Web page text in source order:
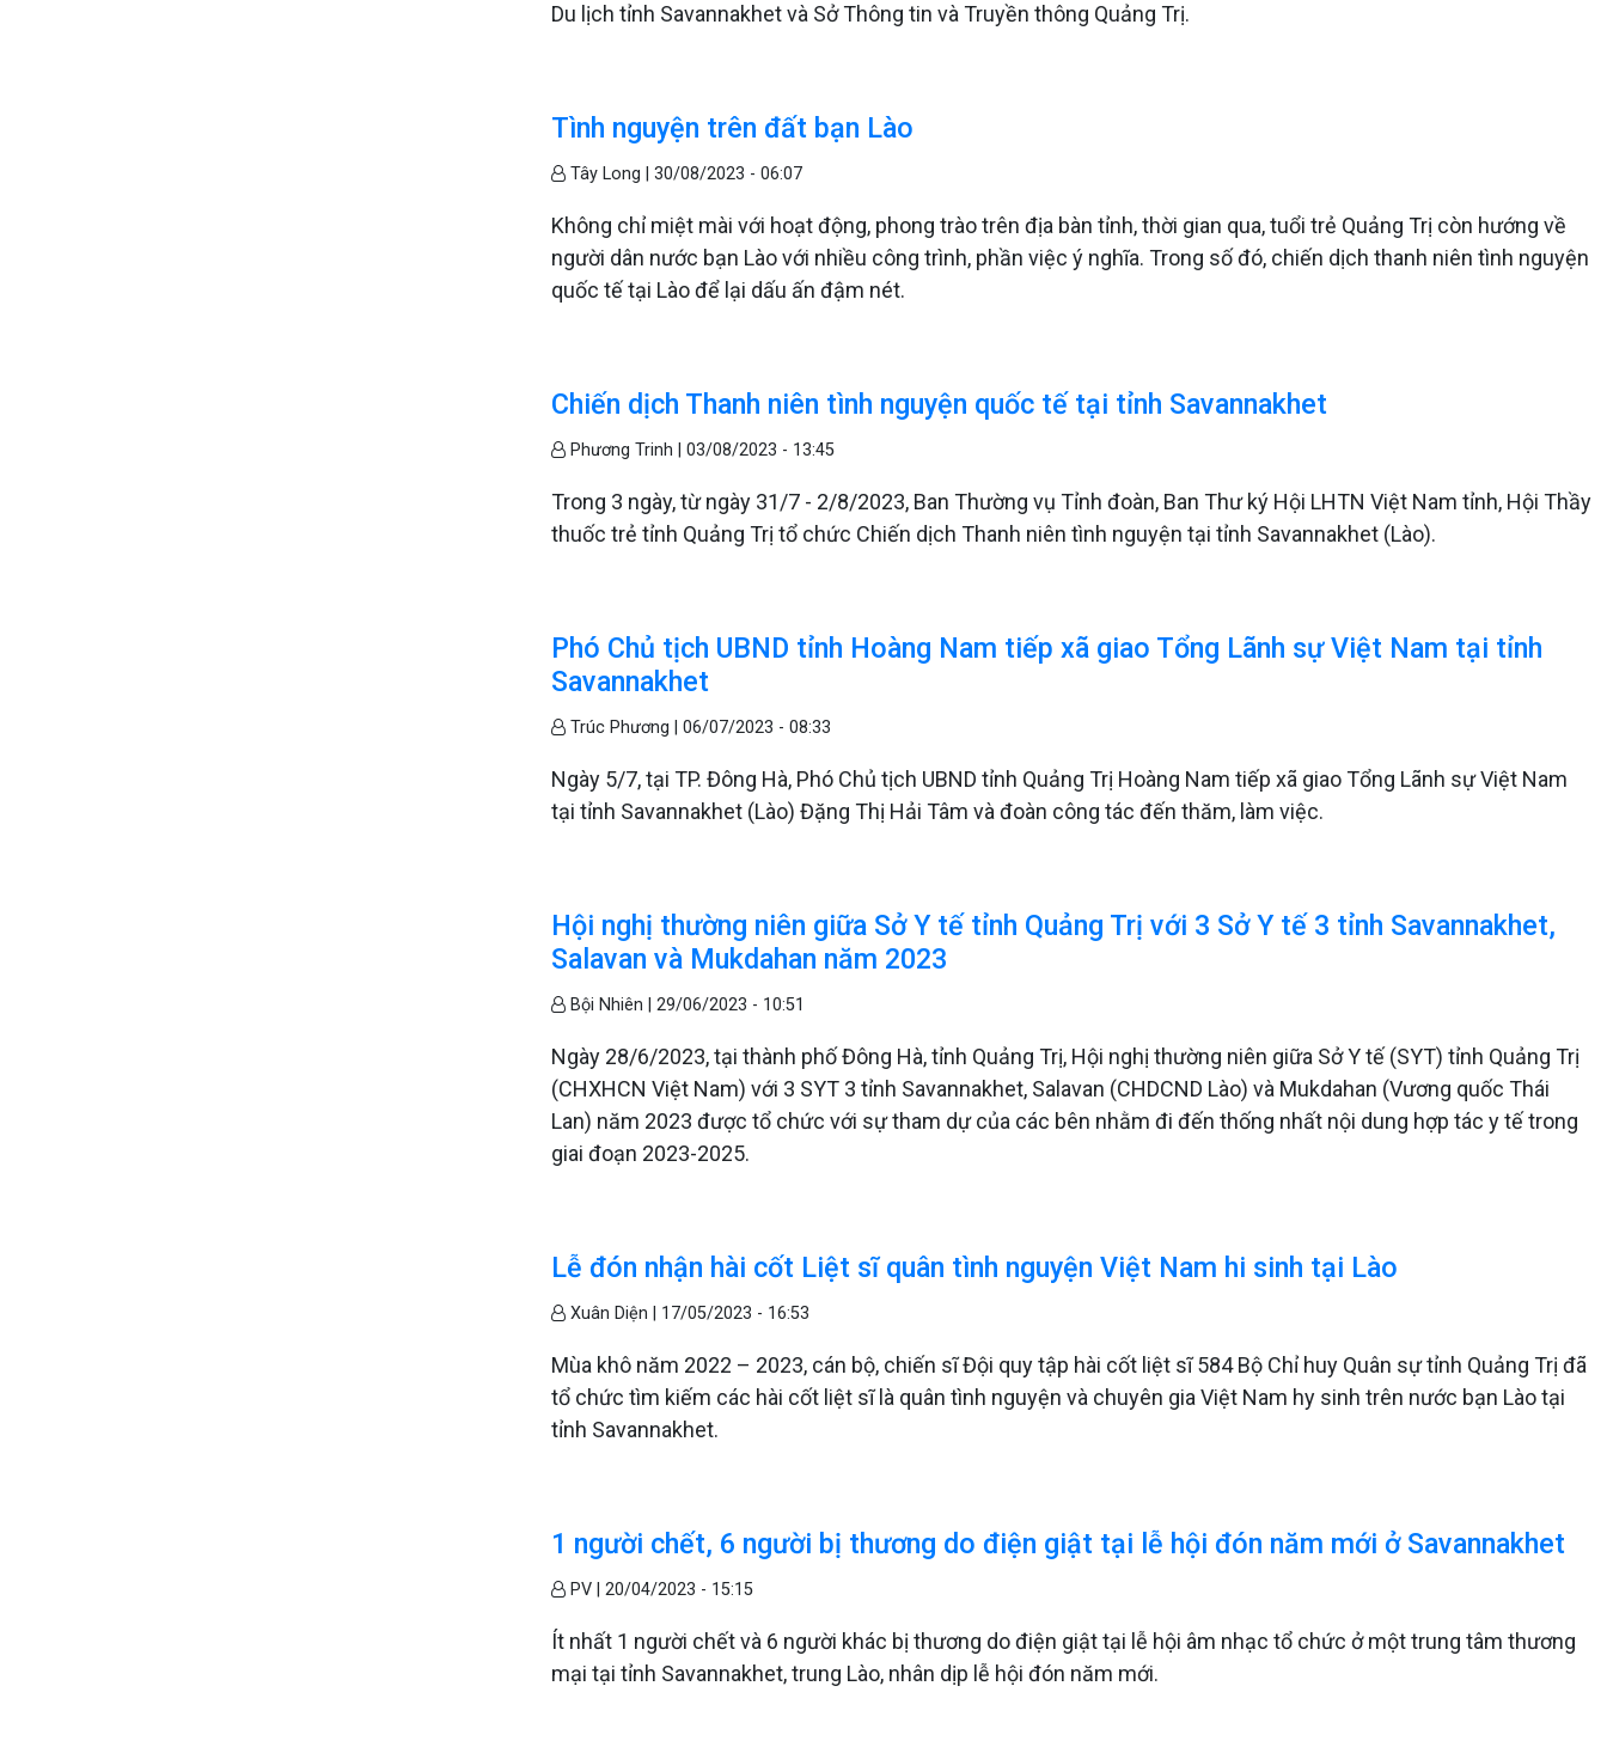
Du lịch tỉnh Savannakhet và Sở Thông tin và Truyền thông Quảng Trị.
Tình nguyện trên đất bạn Lào
Tây Long |30/08/2023 - 06:07
Không chỉ miệt mài với hoạt động, phong trào trên địa bàn tỉnh, thời gian qua, tuổi trẻ Quảng Trị còn hướng về
người dân nước bạn Lào với nhiều công trình, phần việc ý nghĩa. Trong số đó, chiến dịch thanh niên tình nguyện
quốc tế tại Lào để lại dấu ấn đậm nét.
Chiến dịch Thanh niên tình nguyện quốc tế tại tỉnh Savannakhet
Phương Trinh |03/08/2023 - 13:45
Trong 3 ngày, từ ngày 31/7 - 2/8/2023, Ban Thường vụ Tỉnh đoàn, Ban Thư ký Hội LHTN Việt Nam tỉnh, Hội Thầy
thuốc trẻ tỉnh Quảng Trị tổ chức Chiến dịch Thanh niên tình nguyện tại tỉnh Savannakhet (Lào).
Phó Chủ tịch UBND tỉnh Hoàng Nam tiếp xã giao Tổng Lãnh sự Việt Nam tại tỉnh
Savannakhet
Trúc Phương |06/07/2023 - 08:33
Ngày 5/7, tại TP. Đông Hà, Phó Chủ tịch UBND tỉnh Quảng Trị Hoàng Nam tiếp xã giao Tổng Lãnh sự Việt Nam
tại tỉnh Savannakhet (Lào) Đặng Thị Hải Tâm và đoàn công tác đến thăm, làm việc.
Hội nghị thường niên giữa Sở Y tế tỉnh Quảng Trị với 3 Sở Y tế 3 tỉnh Savannakhet,
Salavan và Mukdahan năm 2023
Bội Nhiên |29/06/2023 - 10:51
Ngày 28/6/2023, tại thành phố Đông Hà, tỉnh Quảng Trị, Hội nghị thường niên giữa Sở Y tế (SYT) tỉnh Quảng Trị
(CHXHCN Việt Nam) với 3 SYT 3 tỉnh Savannakhet, Salavan (CHDCND Lào) và Mukdahan (Vương quốc Thái
Lan) năm 2023 được tổ chức với sự tham dự của các bên nhằm đi đến thống nhất nội dung hợp tác y tế trong
giai đoạn 2023-2025.
Lễ đón nhận hài cốt Liệt sĩ quân tình nguyện Việt Nam hi sinh tại Lào
Xuân Diện | 17/05/2023 - 16:53
Mùa khô năm 2022 – 2023, cán bộ, chiến sĩ Đội quy tập hài cốt liệt sĩ 584 Bộ Chỉ huy Quân sự tỉnh Quảng Trị đã
tổ chức tìm kiếm các hài cốt liệt sĩ là quân tình nguyện và chuyên gia Việt Nam hy sinh trên nước bạn Lào tại
tỉnh Savannakhet.
1 người chết, 6 người bị thương do điện giật tại lễ hội đón năm mới ở Savannakhet
PV |20/04/2023 - 15:15
Ít nhất 1 người chết và 6 người khác bị thương do điện giật tại lễ hội âm nhạc tổ chức ở một trung tâm thương
mại tại tỉnh Savannakhet, trung Lào, nhân dịp lễ hội đón năm mới.